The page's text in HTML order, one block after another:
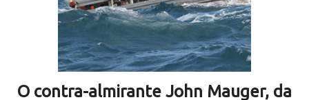
O contra-almirante John Mauger, da